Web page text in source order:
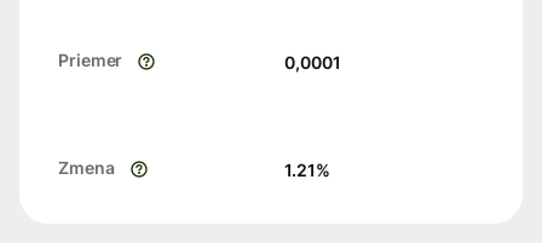
Priemer 0,0001
Zmena 1.21%